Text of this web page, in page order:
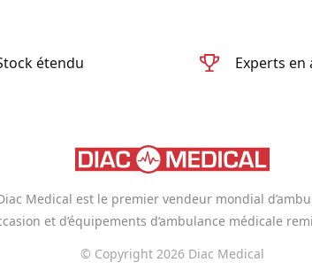
étendu Experts en
Medical est le premier vendeur mondial
et d’équipements d’ambulance médicale
© Copyright 2026 Diac Medical